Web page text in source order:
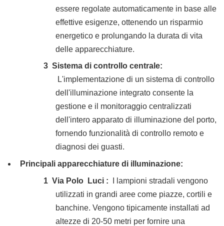
essere regolate automaticamente in base alle
effettive esigenze, ottenendo un risparmio
energetico e prolungando la durata di vita
delle apparecchiature.
3 Sistema di controllo centrale:
L'implementazione di un sistema di controllo
dell'illuminazione integrato consente la
gestione e il monitoraggio centralizzati
dell'intero apparato di illuminazione del porto,
fornendo funzionalità di controllo remoto e
diagnosi dei guasti.
Principali apparecchiature di illuminazione:
1 Via Polo Luci :
I lampioni stradali vengono
utilizzati in grandi aree come piazze, cortili e
banchine. Vengono tipicamente installati ad
altezze di 20-50 metri per fornire una